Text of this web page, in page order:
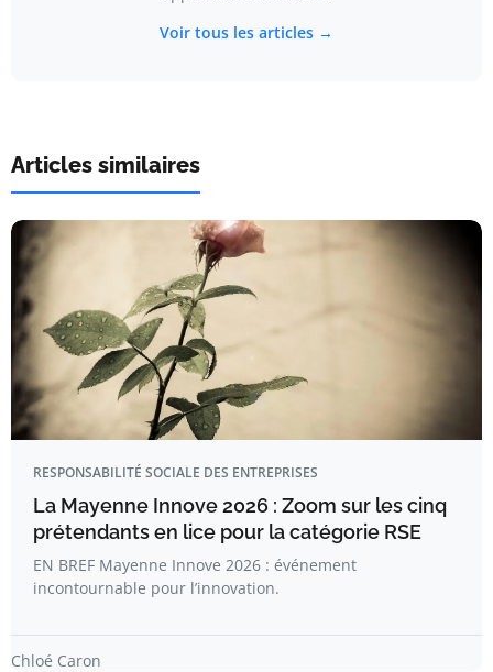
Voir tous les articles →
Articles similaires
RESPONSABILITÉ SOCIALE DES ENTREPRISES
La Mayenne Innove 2026 : Zoom sur les cinq
prétendants en lice pour la catégorie RSE
EN BREF Mayenne Innove 2026 : événement
incontournable pour l’innovation.
Chloé Caron